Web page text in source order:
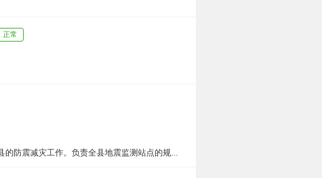
正常
防震减灾工作。负责全县地震监测站点的规...